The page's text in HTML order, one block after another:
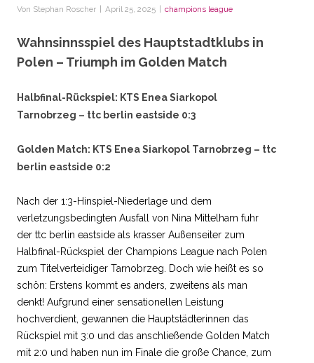
Von Stephan Roscher April 25, 2025 champions league
Wahnsinnsspiel des Hauptstadtklubs in
Polen – Triumph im Golden Match
Halbfinal-Rückspiel: KTS Enea Siarkopol
Tarnobrzeg – ttc berlin eastside 0:3
Golden Match: KTS Enea Siarkopol Tarnobrzeg – ttc
berlin eastside 0:2
Nach der 1:3-Hinspiel-Niederlage und dem
verletzungsbedingten Ausfall von Nina Mittelham fuhr
der ttc berlin eastside als krasser Außenseiter zum
Halbfinal-Rückspiel der Champions League nach Polen
zum Titelverteidiger Tarnobrzeg. Doch wie heißt es so
schön: Erstens kommt es anders, zweitens als man
denkt! Aufgrund einer sensationellen Leistung
hochverdient, gewannen die Hauptstädterinnen das
Rückspiel mit 3:0 und das anschließende Golden Match
mit 2:0 und haben nun im Finale die große Chance, zum